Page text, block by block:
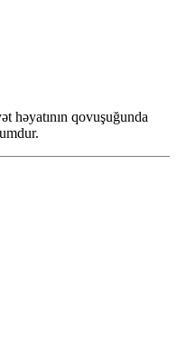
həyatının qovuşuğunda